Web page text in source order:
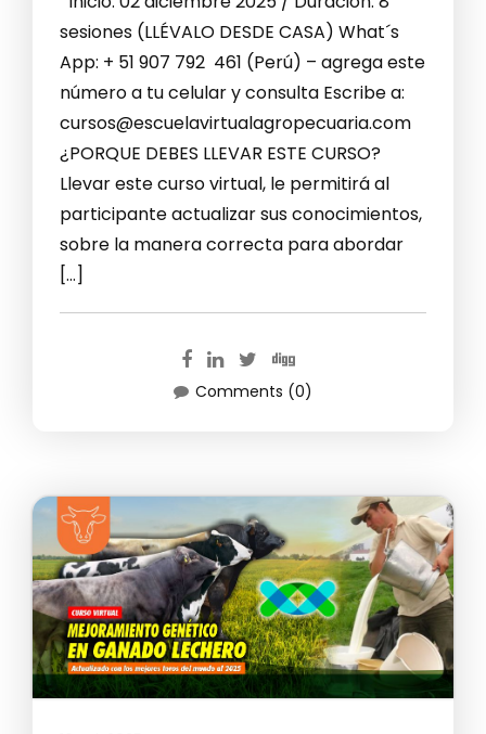
sesiones (LLÉVALO DESDE CASA) What´s
App: + 51 907 792 461 (Perú) – agrega este
número a tu celular y consulta Escribe a:
cursos@escuelavirtualagropecuaria.com
¿PORQUE DEBES LLEVAR ESTE CURSO?
Llevar este curso virtual, le permitirá al
participante actualizar sus conocimientos,
sobre la manera correcta para abordar
[…]
Comments (0)